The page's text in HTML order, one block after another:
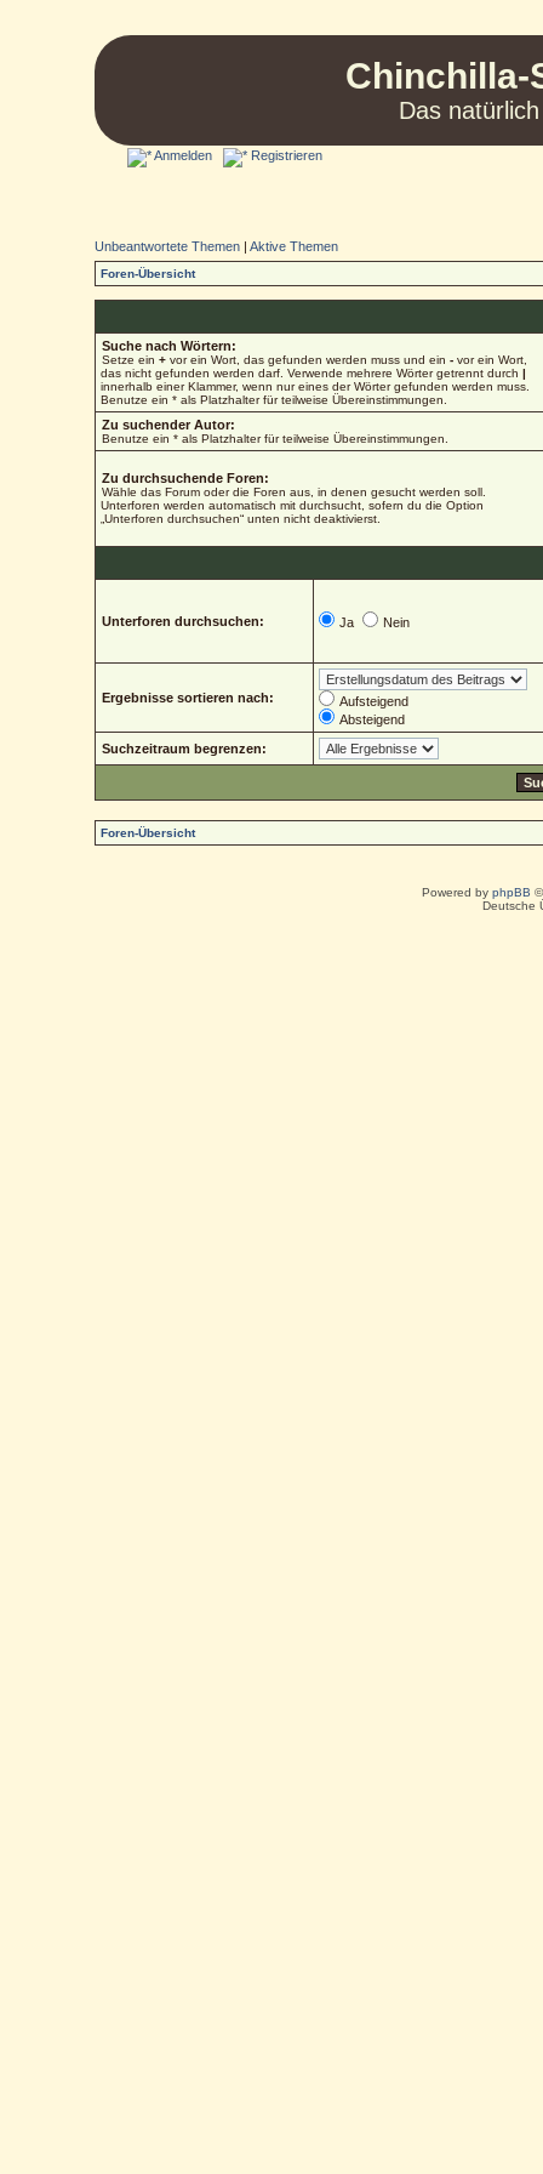
Chinchilla-
Das
Anmelden Registrieren
Unbeantwortete Themen |Aktive Themen
Foren-Übersicht
Suche nach Wörtern:
Setze ein+ vor ein Wort, das gefunden werden muss und ein- vor ein Wort,
das nicht gefunden werden darf. Verwende mehrere Wörter getrennt durch|
innerhalb einer Klammer, wenn nur eines der Wörter gefunden werden muss.
Benutze ein * als Platzhalter für teilweise Übereinstimmungen.
Zu suchender Autor:
Benutze ein * als Platzhalter für teilweise Übereinstimmungen.
Zu durchsuchende Foren:
Wähle das Forum oder die Foren aus, in denen gesucht werden soll.
Unterforen werden automatisch mit durchsucht, sofern du die Option
„Unterforen durchsuchen“ unten nicht deaktivierst.
Unterforen durchsuchen: Ja Nein
Ergebnisse sortieren nach:
Aufsteigend
Absteigend
Suchzeitraum begrenzen:
Foren-Übersicht
Powered by phpBB
Deutsche